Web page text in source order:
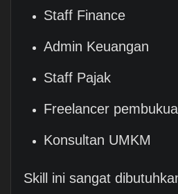
Staff Finance
Admin Keuangan
Staff Pajak
Freelancer
Konsultan UMKM
Skill ini sangat